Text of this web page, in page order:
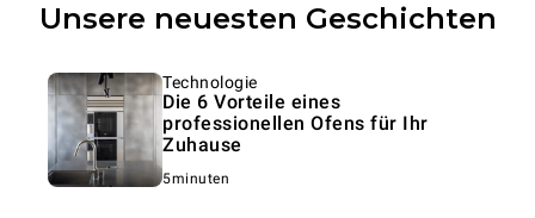
Unsere neuesten Geschichten
Technologie
Die 6 Vorteile eines
professionellen Ofens für Ihr
Zuhause
5minuten